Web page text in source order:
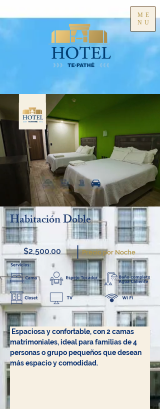
ME
NU
Habitación Doble
$2,500.00 Precio por Noche
Espaciosa y confortable, con 2 camas
matrimoniales, ideal para familias de 4
personas o grupo pequeños que desean
más espacio y comodidad.